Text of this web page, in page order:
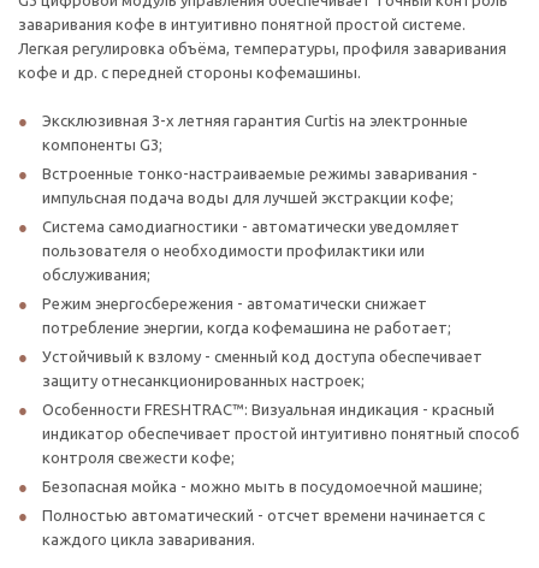
заваривания кофе в интуитивно понятной простой системе.
Легкая регулировка объёма, температуры, профиля заваривания
кофе и др. с передней стороны кофемашины.
Эксклюзивная 3-х летняя гарантия Curtis на электронные
компоненты G3;
Встроенные тонко-настраиваемые режимы заваривания -
импульсная подача воды для лучшей экстракции кофе;
Система самодиагностики - автоматически уведомляет
пользователя о необходимости профилактики или
обслуживания;
Режим энергосбережения - автоматически снижает
потребление энергии, когда кофемашина не работает;
Устойчивый к взлому - сменный код доступа обеспечивает
защиту отнесанкционированных настроек;
Особенности FRESHTRAC™: Визуальная индикация - красный
индикатор обеспечивает простой интуитивно понятный способ
контроля свежести кофе;
Безопасная мойка - можно мыть в посудомоечной машине;
Полностью автоматический - отсчет времени начинается с
каждого цикла заваривания.